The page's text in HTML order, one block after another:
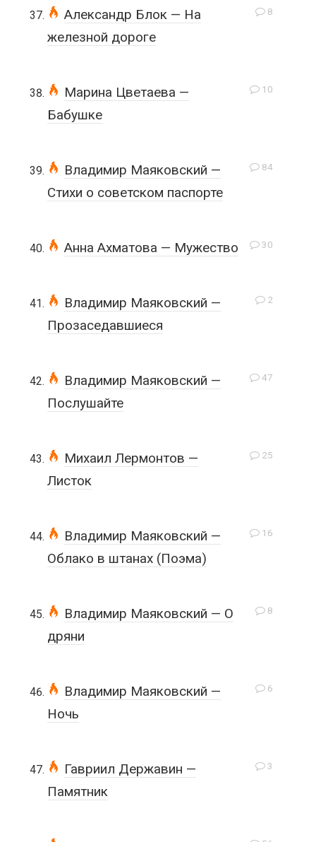
8
Александр Блок — На
железной дороге
10
Марина Цветаева —
Бабушке
84
Владимир Маяковский —
Стихи о советском паспорте
30
Анна Ахматова — Мужество
2
Владимир Маяковский —
Прозаседавшиеся
47
Владимир Маяковский —
Послушайте
25
Михаил Лермонтов —
Листок
16
Владимир Маяковский —
Облако в штанах (Поэма)
8
Владимир Маяковский — О
дряни
6
Владимир Маяковский —
Ночь
3
Гавриил Державин —
Памятник